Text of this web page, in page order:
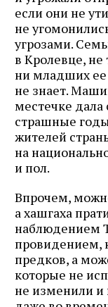
если они не
не
угрозами.
в Кролевце,
ни младших ее
не знает.
местечке
страшные
жителей
на
и пол.
Впрочем,
а хашгаха
наблюдением
провидением,
предков, а
которые не
не изменили и